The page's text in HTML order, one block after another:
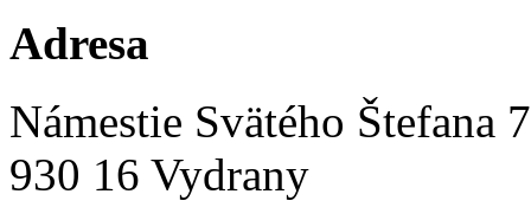
Adresa
Námestie Svätého Štefana
930 16 Vydrany